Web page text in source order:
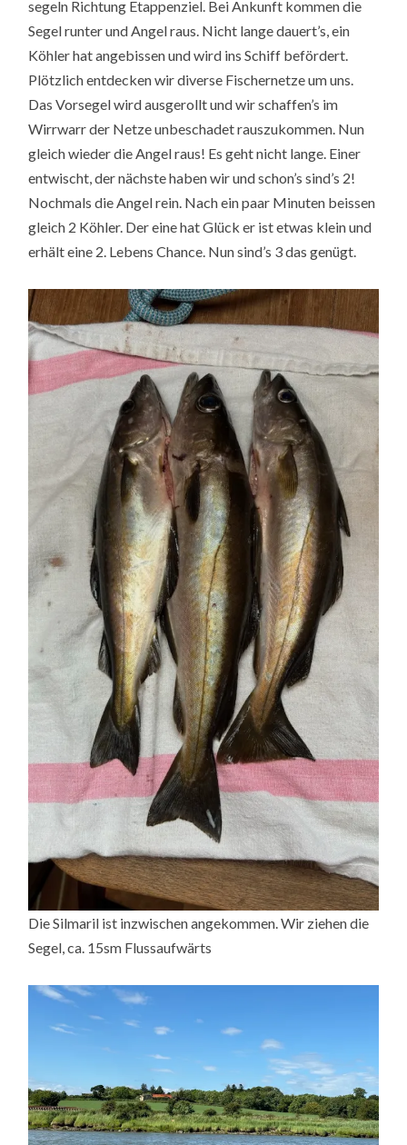
segeln Richtung Etappenziel. Bei Ankunft kommen die
Segel runter und Angel raus. Nicht lange dauert’s, ein
Köhler hat angebissen und wird ins Schiff befördert.
Plötzlich entdecken wir diverse Fischernetze um uns.
Das Vorsegel wird ausgerollt und wir schaffen’s im
Wirrwarr der Netze unbeschadet rauszukommen. Nun
gleich wieder die Angel raus! Es geht nicht lange. Einer
entwischt, der nächste haben wir und schon’s sind’s 2!
Nochmals die Angel rein. Nach ein paar Minuten beissen
gleich 2 Köhler. Der eine hat Glück er ist etwas klein und
erhält eine 2. Lebens Chance. Nun sind’s 3 das genügt.
Die Silmaril ist inzwischen angekommen. Wir ziehen die
Segel, ca. 15sm Flussaufwärts